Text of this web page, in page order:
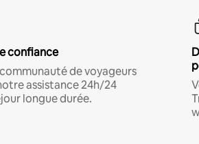
confiance
de voyageurs
assistance 24h/24
longue durée.